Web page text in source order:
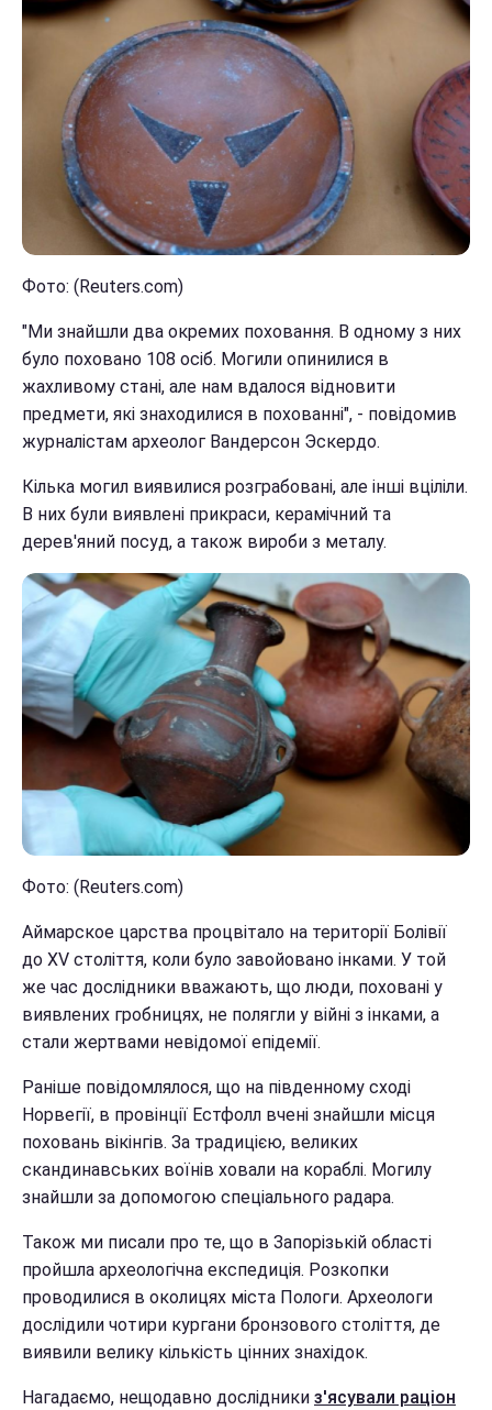
Фото: (Reuters.com)
"Ми знайшли два окремих поховання. В одному з них
було поховано 108 осіб. Могили опинилися в
жахливому стані, але нам вдалося відновити
предмети, які знаходилися в похованні", - повідомив
журналістам археолог Вандерсон Эскердо.
Кілька могил виявилися розграбовані, але інші вціліли.
В них були виявлені прикраси, керамічний та
дерев'яний посуд, а також вироби з металу.
Фото: (Reuters.com)
Аймарское царства процвітало на території Болівії
до XV століття, коли було завойовано інками. У той
же час дослідники вважають, що люди, поховані у
виявлених гробницях, не полягли у війні з інками, а
стали жертвами невідомої епідемії.
Раніше повідомлялося, що на південному сході
Норвегії, в провінції Естфолл вчені знайшли місця
поховань вікінгів. За традицією, великих
скандинавських воїнів ховали на кораблі. Могилу
знайшли за допомогою спеціального радара.
Також ми писали про те, що в Запорізькій області
пройшла археологічна експедиція. Розкопки
проводилися в околицях міста Пологи. Археологи
дослідили чотири кургани бронзового століття, де
виявили велику кількість цінних знахідок.
Нагадаємо, нещодавно дослідники з'ясували раціон